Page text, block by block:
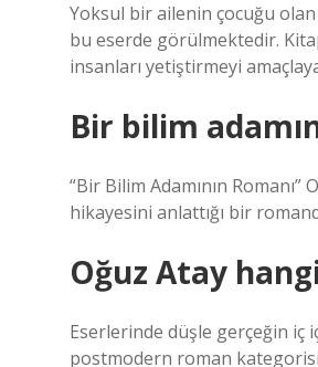
Yoksul bir ailenin çocuğu olan
bu eserde görülmektedir.
insanları yetiştirmeyi
Bir bilim
“Bir Bilim Adamının
hikayesini anlattığı bir
Oğuz Atay
Eserlerinde düşle gerçeğin iç
postmodern roman